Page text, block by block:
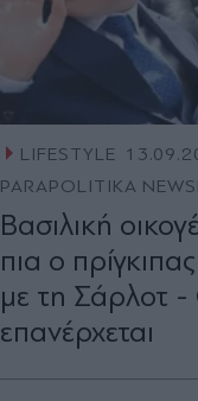
LIFESTYLE
PARAPOLITIKA
Βασιλική
πια ο
με τη Σάρλοτ
επανέρχεται